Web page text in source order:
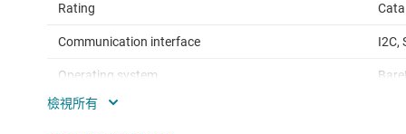
Rating
Communication interface I2C,
Operating system
Hardware accelerators